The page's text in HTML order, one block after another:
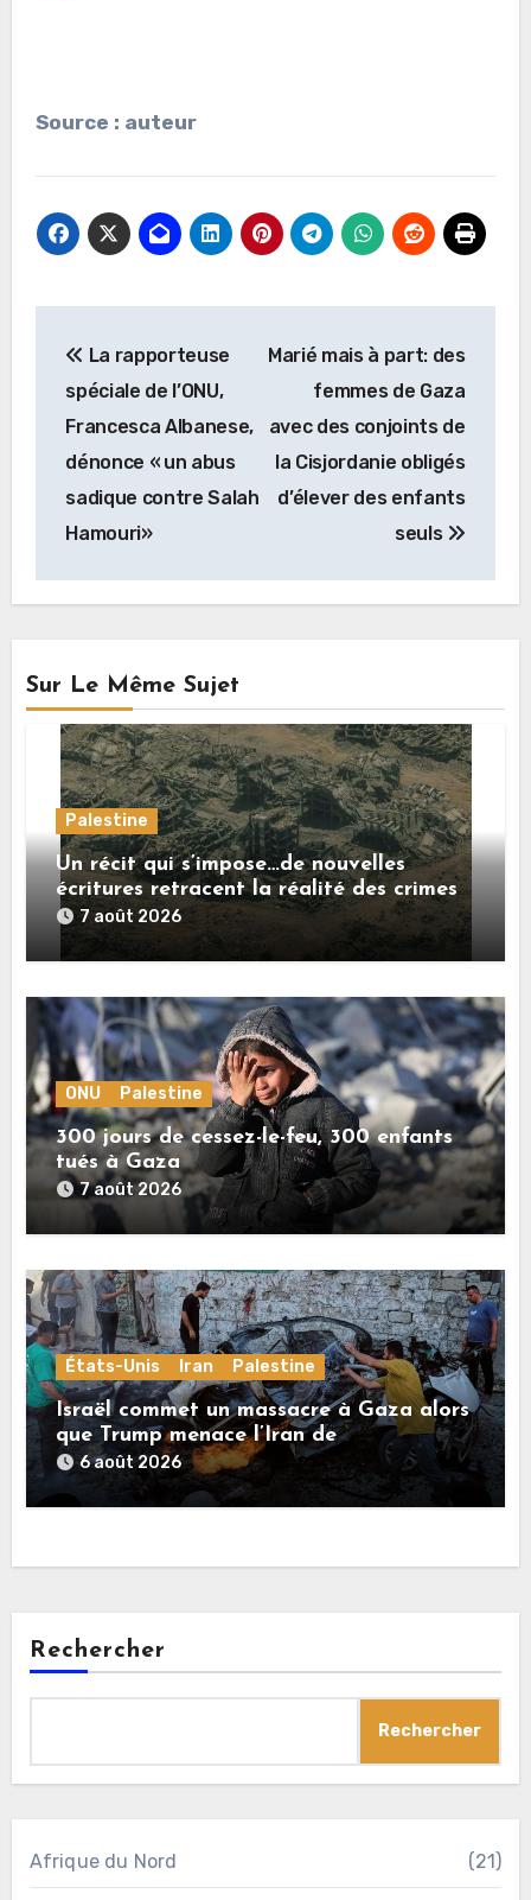
Source : auteur
de
l’article
La rapporteuse
spéciale de l’ONU,
Francesca Albanese,
dénonce « un abus
sadique contre Salah
Hamouri»
Marié mais à part: des
femmes de Gaza
avec des conjoints de
la Cisjordanie obligés
d’élever des enfants
seuls
Sur Le Même Sujet
Palestine
Un récit qui s’impose…de nouvelles
écritures retracent la réalité des crimes
sionistes à Gaza
7 août 2026
ONU Palestine
300 jours de cessez-le-feu, 300 enfants
tués à Gaza
7 août 2026
États-Unis Iran Palestine
Israël commet un massacre à Gaza alors
que Trump menace l’Iran de
«décapitation»
6 août 2026
Rechercher
Rechercher
Afrique du Nord (21)